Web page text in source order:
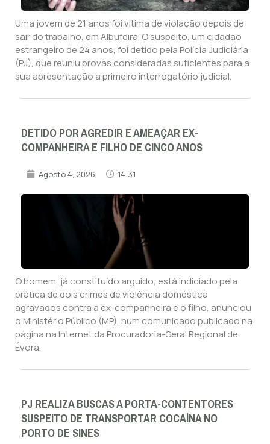
Uma jovem de 21 anos foi vítima de violação depois de
sair do trabalho, em Albufeira. O suspeito, um cidadão
estrangeiro de 24 anos, foi detido pela Polícia Judiciária
(PJ), que reuniu provas consideradas suficientes para a
sua apresentação a primeiro interrogatório judicial.
DETIDO POR AGREDIR E AMEAÇAR EX-
COMPANHEIRA E FILHO DE CINCO ANOS
Agosto 4, 2026 14:31
O homem, já constituído arguido, está indiciado pela
prática de dois crimes de violência doméstica
agravados contra a ex-companheira e o filho, anunciou
o Ministério Público (MP), num comunicado publicado na
página na Internet da Procuradoria-Geral Regional de
Évora.
PJ REALIZA BUSCAS A PORTA-CONTENTORES
SUSPEITO DE TRANSPORTAR COCAÍNA NO
PORTO DE SINES